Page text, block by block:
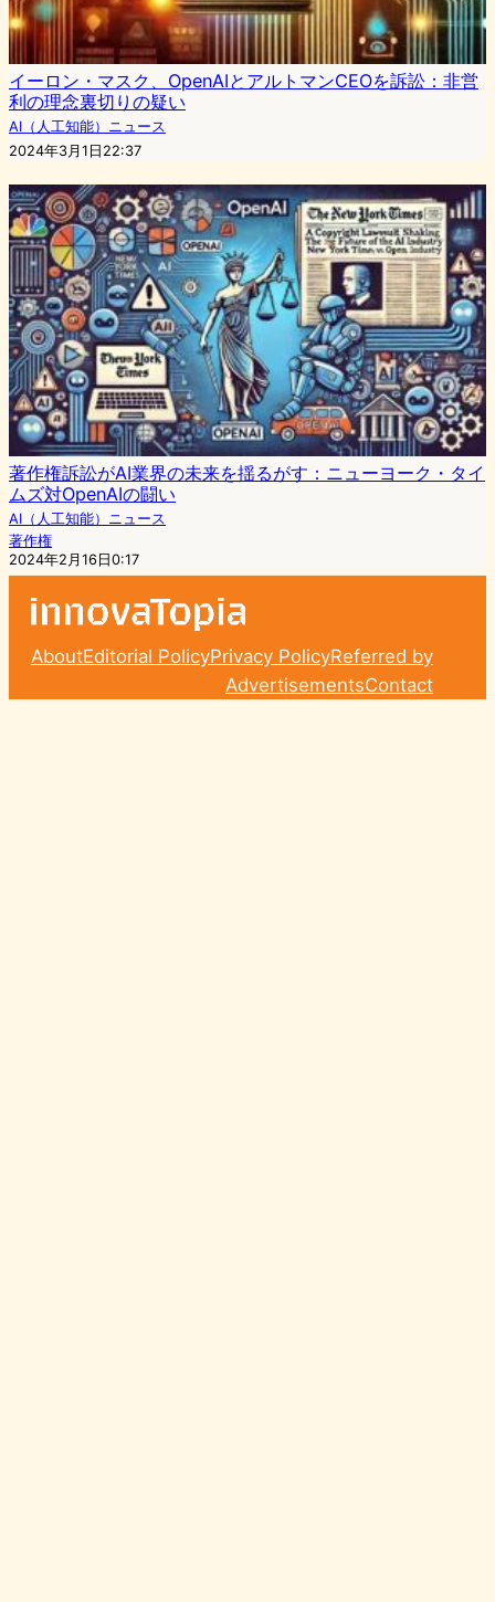
イーロン・マスク、OpenAIとアルトマンCEOを訴訟：非営
利の理念裏切りの疑い
AI（人工知能）ニュース
2024年3月1日22:37
著作権訴訟がAI業界の未来を揺るがす：ニューヨーク・タイ
ムズ対OpenAIの闘い
AI（人工知能）ニュース
著作権
2024年2月16日0:17
AboutEditorial PolicyPrivacy PolicyReferred by
AdvertisementsContact